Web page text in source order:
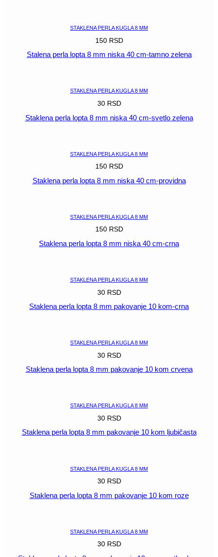
STAKLENA PERLA KUGLA 8 MM
150 RSD
Stalena perla lopta 8 mm niska 40 cm-tamno zelena
STAKLENA PERLA KUGLA 8 MM
30 RSD
Staklena perla lopta 8 mm niska 40 cm-svetlo zelena
STAKLENA PERLA KUGLA 8 MM
150 RSD
Staklena perla lopta 8 mm niska 40 cm-providna
STAKLENA PERLA KUGLA 8 MM
150 RSD
Staklena perla lopta 8 mm niska 40 cm-crna
STAKLENA PERLA KUGLA 8 MM
30 RSD
Staklena perla lopta 8 mm pakovanje 10 kom-crna
STAKLENA PERLA KUGLA 8 MM
30 RSD
Staklena perla lopta 8 mm pakovanje 10 kom crvena
STAKLENA PERLA KUGLA 8 MM
30 RSD
Staklena perla lopta 8 mm pakovanje 10 kom ljubičasta
STAKLENA PERLA KUGLA 8 MM
30 RSD
Staklena perla lopta 8 mm pakovanje 10 kom roze
STAKLENA PERLA KUGLA 8 MM
30 RSD